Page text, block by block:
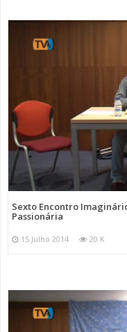
Sexto Encontro
Passionária
15 Julho 2014 20 K